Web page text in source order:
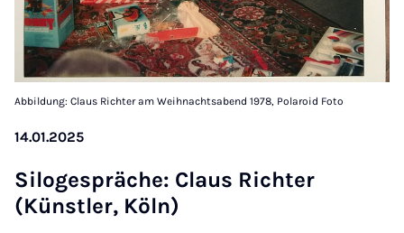
Abbildung: Claus Richter am Weihnachtsabend 1978, Polaroid Foto
14.01.2025
Si­lo­ge­spräche: Claus Richter
(Künst­ler, Köln)